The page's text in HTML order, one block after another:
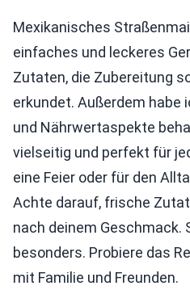
Mexikanisches
einfaches und leckeres
Zutaten, die Zubereitung
erkundet. Außerdem habe
und Nährwertaspekte
vielseitig und perfekt für
eine Feier oder für den
Achte darauf, frische
nach deinem Geschmack.
besonders. Probiere das
mit Familie und Freunden.